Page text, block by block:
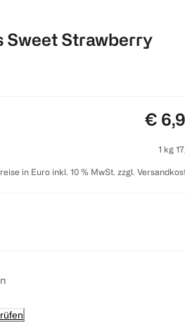
Sweet Strawberry
€
1 kg
in Euro inkl. 10 % MwSt. zzgl.